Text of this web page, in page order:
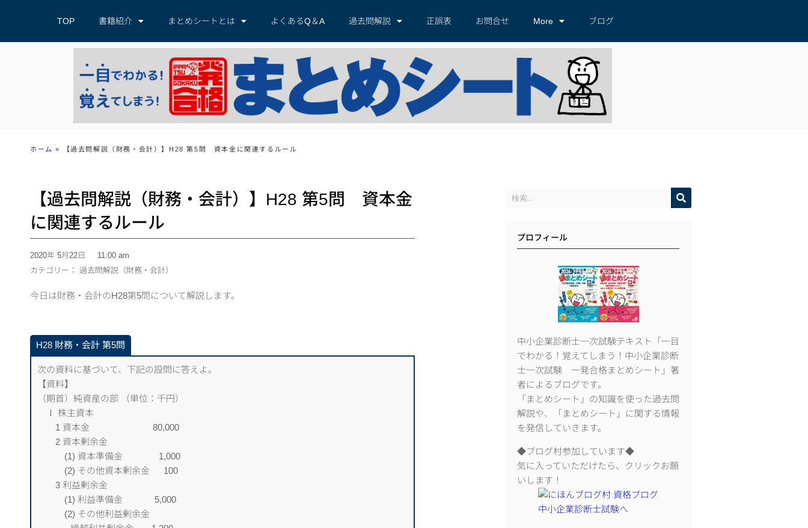
TOP 書籍紹介 まとめシートとは よくあるQ＆A 過去問解説 正誤表 お問合せ More ブログ
ホーム » 【過去問解説（財務・会計）】H28 第5問 資本金に関連するルール
【過去問解説（財務・会計）】H28 第5問 資本金
に関連するルール
2020年 5月22日
11:00 am
カテゴリー： 過去問解説（財務・会計）
今日は財務・会計のH28第5問について解説します。
H28 財務・会計 第5問
次の資料に基づいて、下記の設問に答えよ。
【資料】
（期首）純資産の部 （単位：千円）
Ⅰ 株主資本
1 資本金
80,000
2 資本剰余金
(1) 資本準備金
1,000
(2) その他資本剰余金
100
3 利益剰余金
(1) 利益準備金
5,000
(2) その他利益剰余金
プロフィール
中小企業診断士一次試験テキスト「一目
でわかる！覚えてしまう！中小企業診断
士一次試験 一発合格まとめシート」著
者によるブログです。
「まとめシート」の知識を使った過去問
解説や、「まとめシート」に関する情報
を発信していきます。
◆ブログ村参加しています◆
気に入っていただけたら、クリックお願
いします！